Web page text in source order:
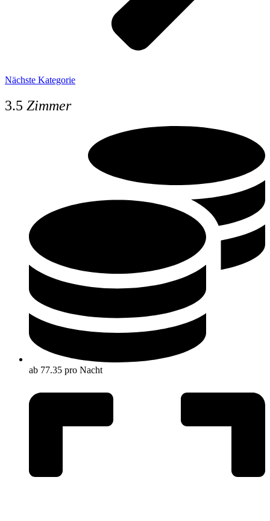
Nächste Kategorie
3.5 Zimmer
ab 77.35 pro Nacht